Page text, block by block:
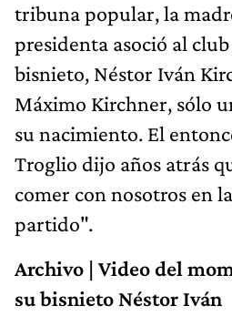
tribuna popular, la
presidenta asoció al
bisnieto, Néstor Iván
Máximo Kirchner, sólo
su nacimiento. El
Troglio dijo años atrás
comer con nosotros en
partido".
Archivo | Video del
su bisnieto Néstor Iván